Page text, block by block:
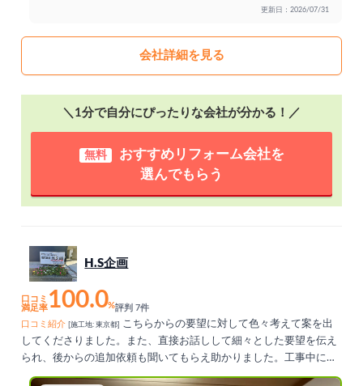
更新日：2026/07/31
会社詳細を見る
＼1分で自分にぴったりな会社が分かる！／
無料
おすすめリフォーム会社を
選んでもらう
H.S企画
口コミ
満足率100.0%評判 7件
口コミ紹介
[施工地: 東京都]
こちらからの要望に対して色々考えて案を出
してくださりました。また、直接お話しして細々とした要望を伝え
られ、後からの追加依頼も聞いてもらえ助かりました。工事中にお
会いしたときの対応も良く、安心して任せられました。施工後も気